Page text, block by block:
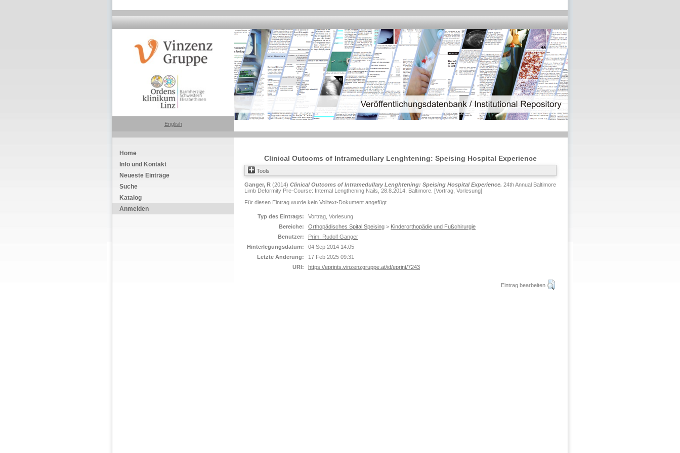
English
Home
Info und Kontakt
Neueste Einträge
Suche
Katalog
Anmelden
Clinical Outcoms of Intramedullary Lenghtening: Speising Hospital Experience
Tools
Ganger, R (2014) Clinical Outcoms of Intramedullary Lenghtening: Speising Hospital Experience. 24th Annual Baltimore
Limb Deformity Pre-Course: Internal Lengthening Nails, 28.8.2014, Baltimore. [Vortrag, Vorlesung]
Für diesen Eintrag wurde kein Volltext-Dokument angefügt.
Typ des Eintrags:
Vortrag, Vorlesung
Bereiche:
Orthopädisches Spital Speising > Kinderorthopädie und Fußchirurgie
Benutzer:
Prim. Rudolf Ganger
Hinterlegungsdatum:
04 Sep 2014 14:05
Letzte Änderung:
17 Feb 2025 09:31
URI:
https://eprints.vinzenzgruppe.at/id/eprint/7243
Eintrag bearbeiten